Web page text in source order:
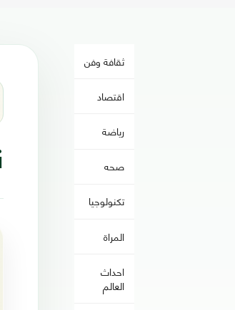
ثقافة وفن
اقتصاد
رياضة
صحه
تكنولوجيا
المراة
احداث
العالم